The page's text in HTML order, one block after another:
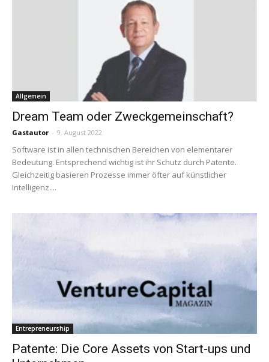
Allgemein
Dream Team oder Zweckgemeinschaft?
Gastautor - 9. August 2022
Software ist in allen technischen Bereichen von elementarer
Bedeutung. Entsprechend wichtig ist ihr Schutz durch Patente.
Gleichzeitig basieren Prozesse immer öfter auf künstlicher
Intelligenz....
Entrepreneurship
Patente: Die Core Assets von Start-ups und